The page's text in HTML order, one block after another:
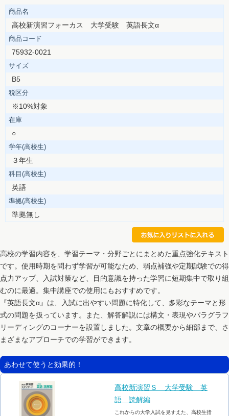
商品名
高校新演習フォーカス 大学受験 英語長文α
商品コード
75932-0021
サイズ
B5
税区分
※10%対象
在庫
○
学年(高校生)
３年生
科目(高校生)
英語
準拠(高校生)
準拠無し
高校の学習内容を、学習テーマ・分野ごとにまとめた重点強化テキスト
です。使用時期を問わず学習が可能なため、弱点補強や定期試験での得
点力アップ、入試対策など、目的意識を持った学習に短期集中で取り組
むのに最適。集中講座での使用にもおすすめです。
『英語長文α』は、入試に出やすい問題に特化して、多彩なテーマと形
式の問題を扱っています。また、解答解説には構文・表現やパラグラフ
リーディングのコーナーを設置しました。文章の概要から細部まで、さ
まざまなアプローチでの学習ができます。
あわせて使うと効果的！
高校新演習Ｓ 大学受験 英
語 読解編
これからの大学入試を見すえた、高校生指